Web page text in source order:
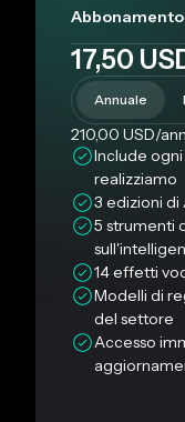
17,50
Annuale
210,00 USD/
Include
realizziamo
3 edizioni di
5 strumenti
14 effetti
Modelli di
del settore
Accesso